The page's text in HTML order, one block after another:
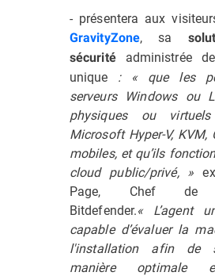
- présentera aux
GravityZone, sa
sécurité administrée
unique :
« que les
serveurs Windows ou
physiques ou
Microsoft Hyper-V,
mobiles, et qu’ils
cloud public/privé, »
Page, Chef de
Bitdefender.« L’agent
capable d’évaluer la
l'installation afin de
manière optimale